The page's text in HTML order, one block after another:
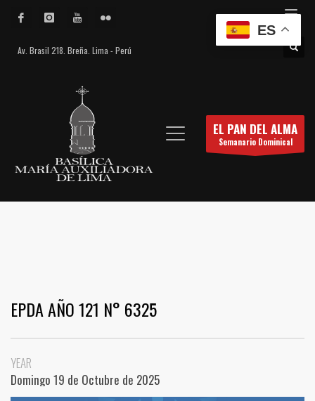
Av. Brasil 218. Breña. Lima - Perú
EL PAN DEL ALMA
Semanario Dominical
EPDA AÑO 121 N° 6325
YEAR
Domingo 19 de Octubre de 2025
ES